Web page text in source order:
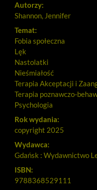
Autorzy:
Shannon, Jennifer
Temat:
Fobia społeczna
Lęk
Nastolatki
Nieśmiałość
Terapia Akceptacji i
Terapia poznawczo-
Psychologia
Rok wydania:
copyright 2025
Wydawca:
Gdańsk : Wydawnictwo
ISBN:
9788368529111